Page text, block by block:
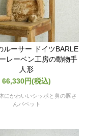
ルーサー ドイツBARLE
レーベン工房の動物手
人形
66,330円(税込)
にかわいいシッポと鼻の豚さ
んパペット